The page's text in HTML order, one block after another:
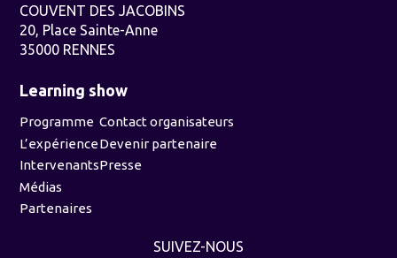
COUVENT DES JACOBINS
20, Place Sainte-Anne
35000 RENNES
Learning show
Programme
L’expérience
Intervenants
Médias
Partenaires
Contact organisateurs
Devenir partenaire
Presse
SUIVEZ-NOUS